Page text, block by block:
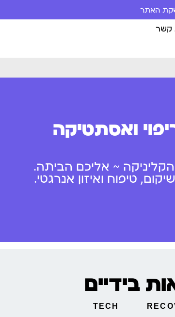
קשר
ואסתטיקה
~ אליכם הביתה.
טיפוח ואיזון אנרגטי.
בידיים
TECH